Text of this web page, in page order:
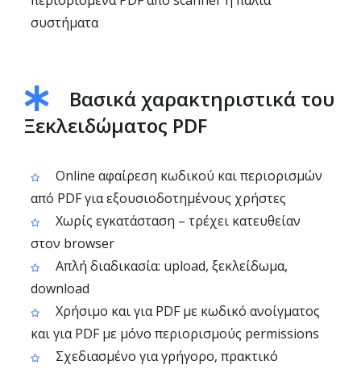
συστήματα
Βασικά χαρακτηριστικά του
Ξεκλειδώματος PDF
Online αφαίρεση κωδικού και περιορισμών
από PDF για εξουσιοδοτημένους χρήστες
Χωρίς εγκατάσταση – τρέχει κατευθείαν
στον browser
Απλή διαδικασία: upload, ξεκλείδωμα,
download
Χρήσιμο και για PDF με κωδικό ανοίγματος
και για PDF με μόνο περιορισμούς permissions
Σχεδιασμένο για γρήγορο, πρακτικό